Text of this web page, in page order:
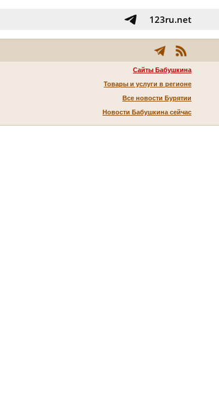
123ru.net
Сайты Бабушкина
Товары и услуги в регионе
Все новости Бурятии
Новости Бабушкина сейчас